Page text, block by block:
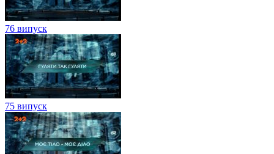
76 випуск
75 випуск